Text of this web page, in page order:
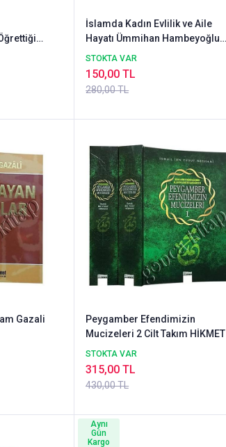
İslamda Kadın Evlilik ve Aile
Hayatı Ümmihan Hambeyoğlu
HİKMET NEŞRİYAT
STOKTA VAR
280,00 TL
150,00 TL
Gazali
Peygamber Efendimizin
Mucizeleri 2 Cilt Takım HİKMET
STOKTA VAR
430,00 TL
315,00 TL
Aynı
Gün
Kargo